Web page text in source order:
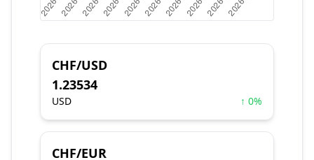
CHF/USD
1.23534
USD ↑ 0%
CHF/EUR